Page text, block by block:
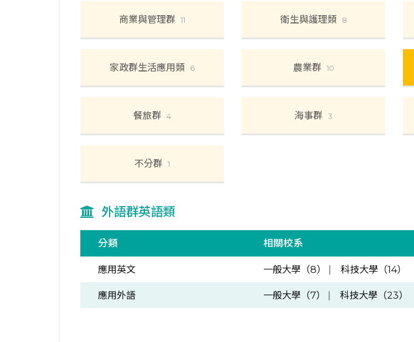
商業與管理群 11 衛生與護理類 8
家政群生活應用類 6 農業群 10
餐旅群 4 海事群 3
不分群 1
外語群英語類
分類 相關校系
應用英文 一般大學（8） | 科技大學（14）
應用外語 一般大學（7） | 科技大學（23）